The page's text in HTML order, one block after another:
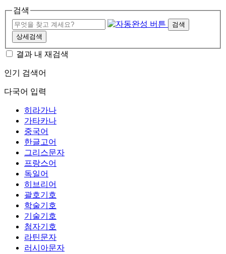
검색
검색
상세검색
결과 내 재검색
인기 검색어
다국어 입력
히라가나
가타카나
중국어
한글고어
그리스문자
프랑스어
독일어
히브리어
괄호기호
학술기호
기술기호
첨자기호
라틴문자
러시아문자